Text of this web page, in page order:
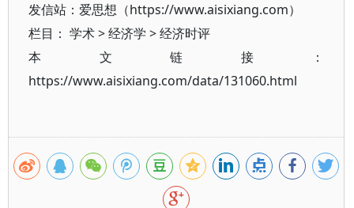
发信站：爱思想（https://www.aisixiang.com）
栏目： 学术>经济学 >经济时评
本文链接：
https://www.aisixiang.com/data/131060.html